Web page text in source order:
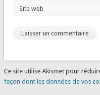
Site web
Ce site utilise Akismet pour
façon dont les données de vos